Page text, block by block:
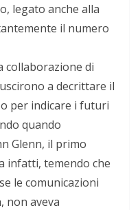
legato anche alla
il numero
collaborazione di
a decrittare il
per indicare i futuri
quando
Glenn, il primo
infatti, temendo che
le comunicazioni
non aveva